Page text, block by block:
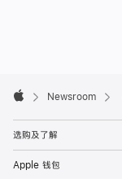
Footer

Newsroom
选购及了解
Apple 钱包